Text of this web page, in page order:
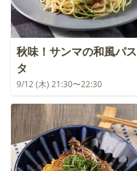
秋味！サンマの和風パス
タ
9/12 (木) 21:30〜22:30